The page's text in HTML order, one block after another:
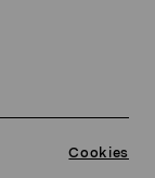
Cookies